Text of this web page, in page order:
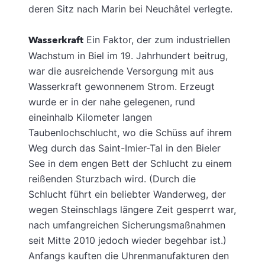
deren Sitz nach Marin bei Neuchâtel verlegte.
Wasserkraft Ein Faktor, der zum industriellen
Wachstum in Biel im 19. Jahrhundert beitrug,
war die ausreichende Versorgung mit aus
Wasserkraft gewonnenem Strom. Erzeugt
wurde er in der nahe gelegenen, rund
eineinhalb Kilometer langen
Taubenlochschlucht, wo die Schüss auf ihrem
Weg durch das Saint-Imier-Tal in den Bieler
See in dem engen Bett der Schlucht zu einem
reißenden Sturzbach wird. (Durch die
Schlucht führt ein beliebter Wanderweg, der
wegen Steinschlags längere Zeit gesperrt war,
nach umfangreichen Sicherungsmaßnahmen
seit Mitte 2010 jedoch wieder begehbar ist.)
Anfangs kauften die Uhrenmanufakturen den